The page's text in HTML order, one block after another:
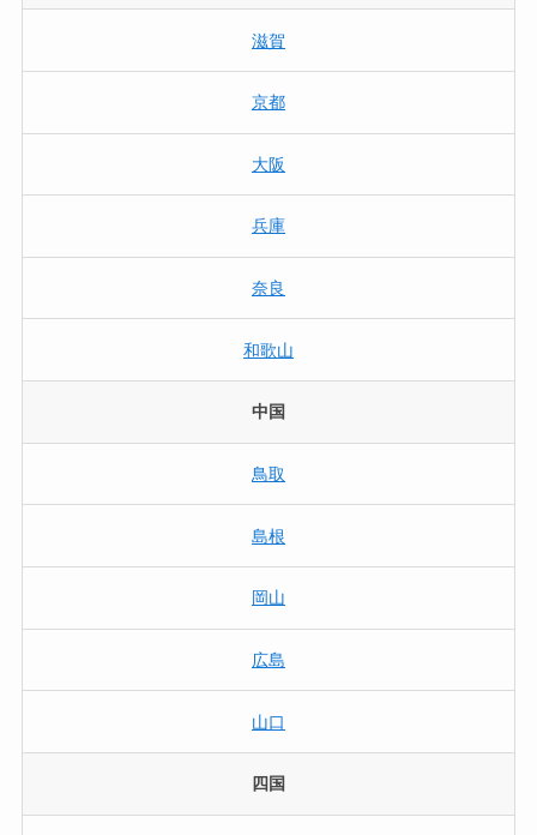
滋賀
京都
大阪
兵庫
奈良
和歌山
中国
鳥取
島根
岡山
広島
山口
四国